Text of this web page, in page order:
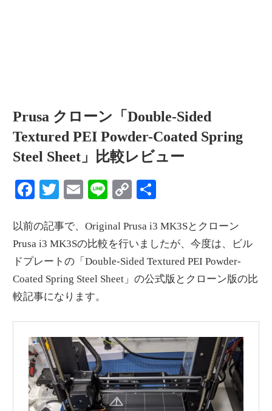
Prusa クローン「Double-Sided
Textured PEI Powder-Coated Spring
Steel Sheet」比較レビュー
Facebook
Twitter
EmailLineCopy
以前の記事で、Original Prusa i3 MK3Sとクローン
Prusa i3 MK3Sの比較を行いましたが、今度は、ビル
ドプレートの「Double-Sided Textured PEI Powder-
Coated Spring Steel Sheet」の公式版とクローン版の比
較記事になります。